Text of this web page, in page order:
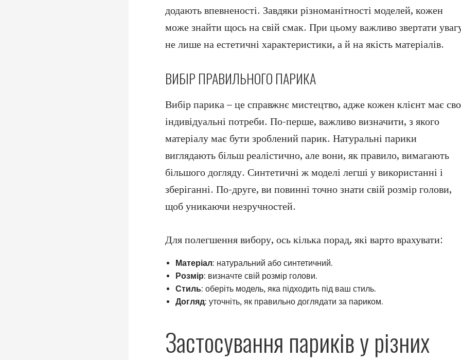
додають впевненості. Завдяки різноманітності моделей, кожен
може знайти щось на свій смак. При цьому важливо звертати
не лише на естетичні характеристики, а й на якість матеріалів.
ВИБІР ПРАВИЛЬНОГО ПАРИКА
Вибір парика – це справжнє мистецтво, адже кожен клієнт має
індивідуальні потреби. По-перше, важливо визначити, з якого
матеріалу має бути зроблений парик. Натуральні парики
виглядають більш реалістично, але вони, як правило, вимагають
більшого догляду. Синтетичні ж моделі легші у використанні і
зберіганні. По-друге, ви повинні точно знати свій розмір голови,
щоб уникаючи незручностей.
Для полегшення вибору, ось кілька порад, які варто врахувати:
Матеріал: натуральний або синтетичний.
Розмір: визначте свій розмір голови.
Стиль: оберіть модель, яка підходить під ваш стиль.
Догляд: уточніть, як правильно доглядати за париком.
Застосування париків у різних